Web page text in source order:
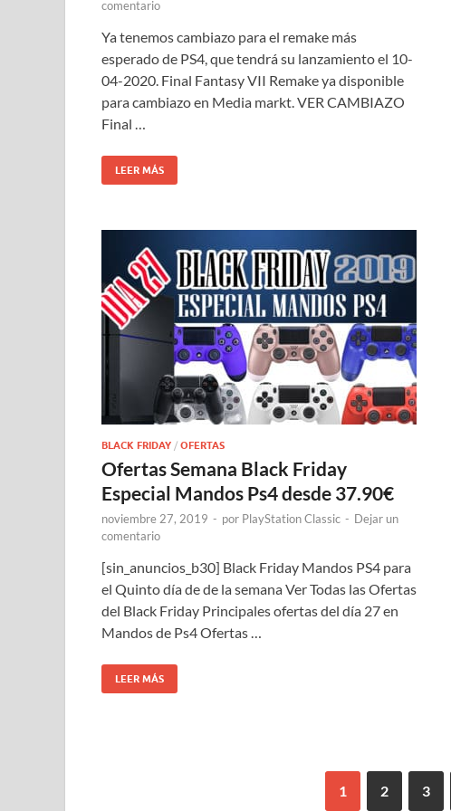
comentario
Ya tenemos cambiazo para el remake más
esperado de PS4, que tendrá su lanzamiento el 10-
04-2020. Final Fantasy VII Remake ya disponible
para cambiazo en Media markt. VER CAMBIAZO
Final …
LEER MÁS
BLACK FRIDAY / OFERTAS
Ofertas Semana Black Friday
Especial Mandos Ps4 desde 37.90€
noviembre 27, 2019 - por PlayStation Classic - Dejar un
comentario
[sin_anuncios_b30] Black Friday Mandos PS4 para
el Quinto día de de la semana Ver Todas las Ofertas
del Black Friday Principales ofertas del día 27 en
Mandos de Ps4 Ofertas …
LEER MÁS
1 2 3